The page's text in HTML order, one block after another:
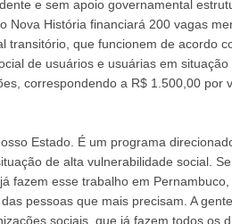
e sem apoio governamental
Nova História financiará 200 vagas
transitório, que funcionem de acordo
de usuários e usuárias em situação
correspondendo a R$ 1.500,00 por
Estado. É um programa
de alta vulnerabilidade social.
fazem esse trabalho em
pessoas que mais precisam. A
sociais, que já fazem todos os